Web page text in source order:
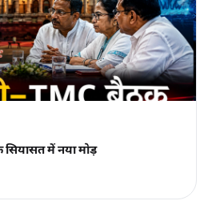
में नया मोड़